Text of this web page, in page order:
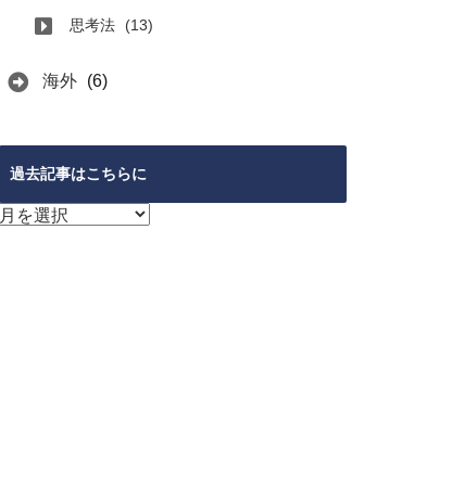
思考法 (13)
海外 (6)
過去記事はこちらに
過